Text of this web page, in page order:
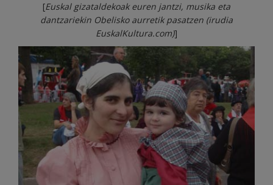
[Euskal gizataldekoak euren jantzi, musika eta
dantzariekin Obelisko aurretik pasatzen (irudia
EuskalKultura.com)]